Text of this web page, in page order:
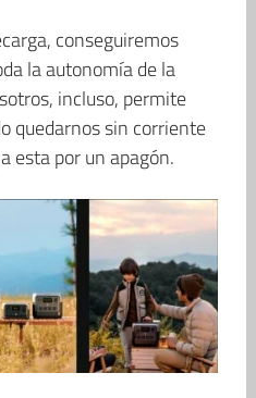
conseguiremos
la autonomía de la
incluso, permite
quedarnos sin corriente
esta por un apagón.